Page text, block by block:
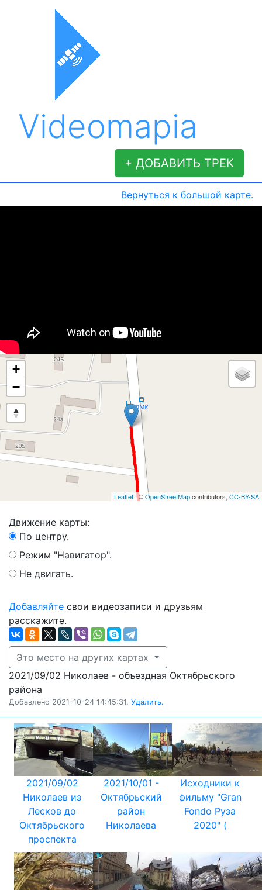
Videomapia
+ ДОБАВИТЬ ТРЕК
Вернуться к большой карте.
+
−
Leaflet | ©OpenStreetMapcontributors, CC-BY-SA
Движение карты:
По центру.
Режим "Навигатор".
Не двигать.
Добавляйте свои видеозаписи и друзьям
расскажите.
Это место на других картах
2021/09/02 Николаев - объездная Октябрьского
района
Добавлено 2021-10-24 14:45:31. Удалить.
2021/09/02
Николаев из
Лесков до
Октябрьского
проспекта
2021/10/01 -
Октябрьский
район
Николаева
Исходники к
фильму "Gran
Fondo Руза
2020" (